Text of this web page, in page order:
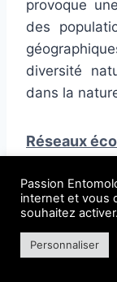
provoque
des
diversité
dans la
Réseaux
Passion
internet et vous
souhaitez activer.
Personnaliser